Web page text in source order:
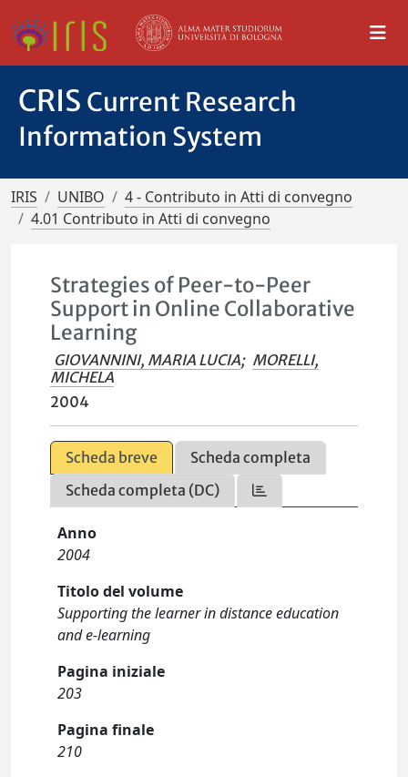
CRIS Current Research
Information System
IRIS UNIBO
4 - Contributo in Atti di convegno
4.01 Contributo in Atti di convegno
Strategies of Peer-to-Peer
Support in Online Collaborative
Learning
GIOVANNINI, MARIA LUCIA; MORELLI,
MICHELA
2004
Scheda breve
Scheda completa
Scheda completa (DC)
Anno
2004
Titolo del volume
Supporting the learner in distance education
and e-learning
Pagina iniziale
203
Pagina finale
210